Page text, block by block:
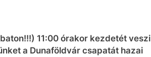
11:00 órakor kezdetét veszi
a Dunaföldvár csapatát hazai